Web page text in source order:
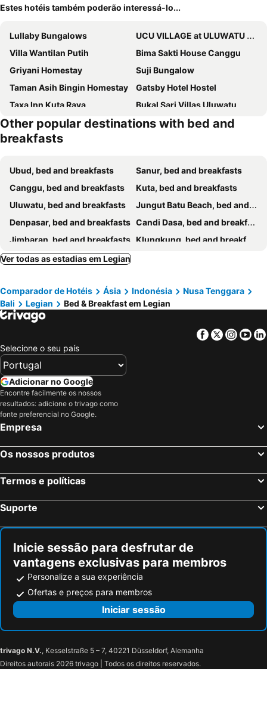
Estes hotéis também poderão interessá-lo...
Lullaby Bungalows
UCU VILLAGE at ULUWATU JIMBARAN
Villa Wantilan Putih
Bima Sakti House Canggu
Griyani Homestay
Suji Bungalow
Taman Asih Bingin Homestay
Gatsby Hotel Hostel
Taxa Inn Kuta Raya
Bukal Sari Villas Uluwatu
Uluwatu Breeze Village
The Pande Hill Homestay
Casa D'Sami B & B
Other popular destinations with bed and
breakfasts
Ubud, bed and breakfasts
Sanur, bed and breakfasts
Canggu, bed and breakfasts
Kuta, bed and breakfasts
Uluwatu, bed and breakfasts
Jungut Batu Beach, bed and breakfasts
Denpasar, bed and breakfasts Candi Dasa, bed and breakfasts
Jimbaran, bed and breakfasts Klungkung, bed and breakfasts
Seminyak, bed and breakfasts
Mushroom Bay, bed and breakfasts
Nusa Dua, bed and breakfasts
Bangli, bed and breakfasts
Tabanan, bed and breakfasts
Tanjung Benoa, bed and breakfasts
Baturiti, bed and breakfasts
Semarapura, bed and breakfasts
Mengwi, bed and breakfasts
Ver todas as estadias em Legian
Comparador de Hotéis Ásia Indonésia
Nusa Tenggara
Bali
Legian Bed & Breakfast em Legian
Facebook
Twitter
Selecione o seu país
Adicionar no Google
Encontre facilmente os nossos
resultados: adicione o trivago como
fonte preferencial no Google.
Empresa
Os nossos produtos
Termos e políticas
Suporte
Inicie sessão para desfrutar de
vantagens exclusivas para membros
Personalize a sua experiência
Ofertas e preços para membros
Iniciar sessão
trivago N.V., Kesselstraße 5 – 7, 40221 Düsseldorf, Alemanha
Direitos autorais 2026 trivago | Todos os direitos reservados.